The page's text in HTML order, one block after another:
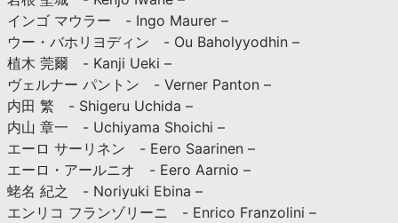
インゴ マウラー - Ingo Maurer –
ウー・バホリヨディン - Ou Baholyyodhin –
植木 莞爾 - Kanji Ueki –
ヴェルナー パントン - Verner Panton –
内田 繁 - Shigeru Uchida –
内山 章一 - Uchiyama Shoichi –
エーロ サーリネン - Eero Saarinen –
エーロ・アールニオ - Eero Aarnio –
蛯名 紀之 - Noriyuki Ebina –
エンリコ フランゾリーニ - Enrico Franzolini –